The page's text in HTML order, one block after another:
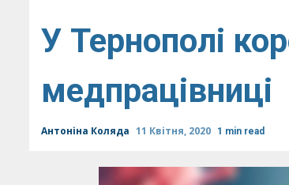
У Тернополі
медпрацівниці
Антоніна Коляда 11 Квітня, 2020 1 min read